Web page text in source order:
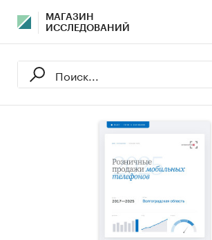
МАГАЗИН
ИССЛЕДОВАНИЙ